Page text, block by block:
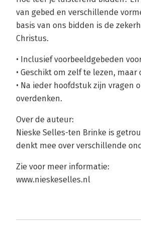
van gebed en verschillende
basis van ons bidden is de
Christus.
• Inclusief voorbeeldgebeden
• Geschikt om zelf te lezen,
• Na ieder hoofdstuk zijn vragen
overdenken.
Over de auteur:
Nieske Selles-ten Brinke is
denkt mee over verschillende
Zie voor meer informatie:
www.nieskeselles.nl